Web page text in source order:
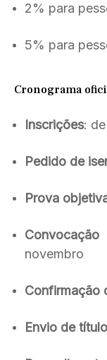
2% para
5% para
Cronograma
Inscrições:
Pedido de
Prova
novembro
Confirmação
Envio de